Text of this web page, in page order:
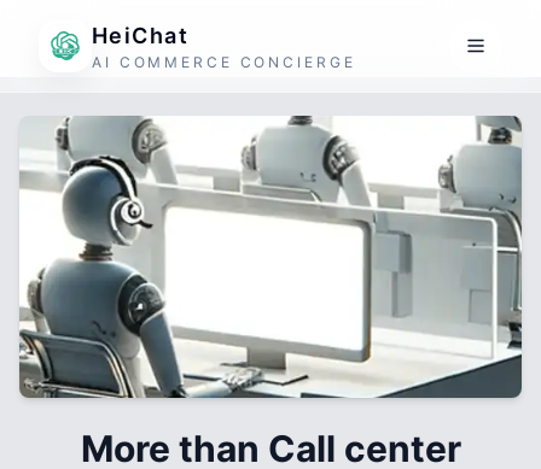
HeiChat
AI COMMERCE CONCIERGE
More than Call center